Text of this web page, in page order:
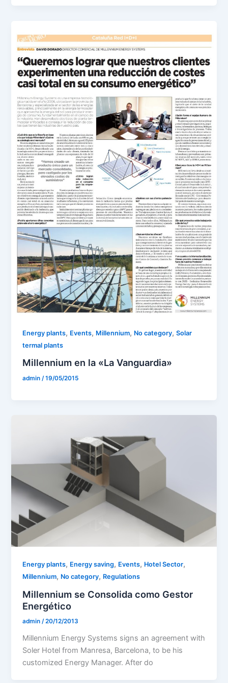
Energy plants, Events, Millennium, No category,Solar
termal plants
Millennium en la «La Vanguardia»
admin/19/05/2015
Energy plants, Energy saving, Events, Hotel Sector,
Millennium, No category, Regulations
Millennium se Consolida como Gestor
Energético
admin/20/12/2013
Millennium Energy Systems signs an agreement with
Soler Hotel from Manresa, Barcelona, to be his
customized Energy Manager. After do